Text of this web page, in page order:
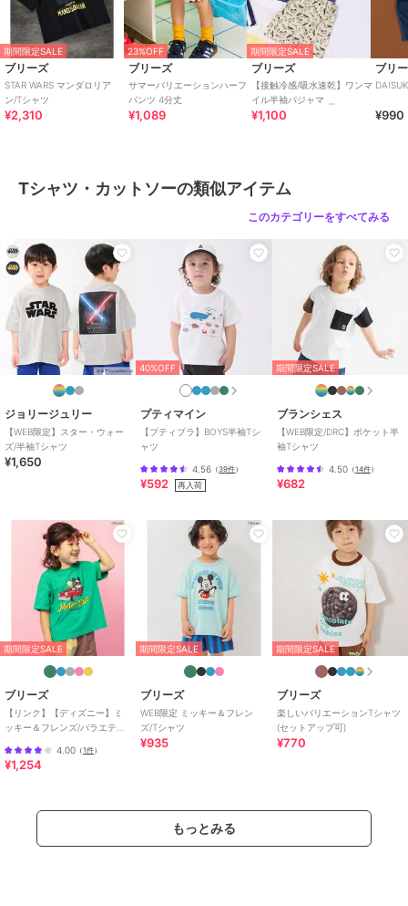
サイズ 7サイズ展開
素材
ベージュ/ブラック/アイボリー/オ
フホワイト：天竺
本体：綿100%
リブ部分：綿95% ポリウレタン
5%
お手入れ
40℃を上限に洗濯機で洗濯、デリ
用、漂白剤を使用禁止、色物は同
原産国
期間限定SALE
ブリーズ
STAR WARS マンダロリア
ン/Tシャツ
¥2,310
23%OFF
ブリーズ
サマーバリエーションハーフ
パンツ 4分丈
¥1,089
期間限定SALE
ブリーズ
【接触冷感/吸水速乾】ワンマ
¥1,100
ブリ
¥990
Tシャツ・カットソーの類似アイテム
このカテゴリーをすべてみる
ジョリージュリー
【WEB限定】スター・ウォー
ズ/半袖Tシャツ
¥1,650
40%OFF
プティマイン
【プティプラ】BOYS半袖Tシ
ャツ
4.56 （39件）
¥592 再入荷
期間限定SALE
ブランシェス
【WEB限定/DRC】ポケット半
袖Tシャツ
4.50（14件）
¥682
期間限定SALE
ブリーズ
【リンク】【ディズニー】ミ
ッキー＆フレンズ/バラエティT
4.00 （1件）
¥1,254
期間限定SALE
ブリーズ
WEB限定 ミッキー＆フレン
ズ/Tシャツ
¥935
期間限定SALE
ブリーズ
楽しいバリエーションTシャツ
(セットアップ可)
¥770
もっとみる